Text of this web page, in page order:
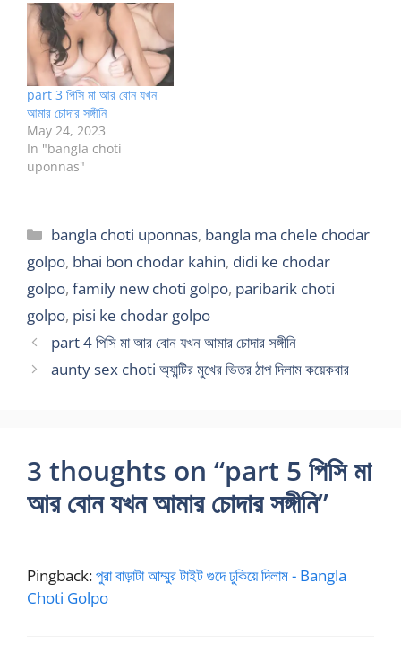
part 3 পিসি মা আর বোন যখন
আমার চোদার সঙ্গীনি
May 24, 2023
In "bangla choti
uponnas"
Categories
bangla choti uponnas, bangla ma chele chodar
golpo, bhai bon chodar kahin, didi ke chodar
golpo, family new choti golpo, paribarik choti
golpo, pisi ke chodar golpo
part 4 পিসি মা আর বোন যখন আমার চোদার সঙ্গীনি
aunty sex choti অ্যান্টির মুখের ভিতর ঠাপ দিলাম কয়েকবার
3 thoughts on “part 5 পিসি মা
আর বোন যখন আমার চোদার সঙ্গীনি”
Pingback:পুরা বাড়াটা আম্মুর টাইট গুদে ঢুকিয়ে দিলাম - Bangla
Choti Golpo